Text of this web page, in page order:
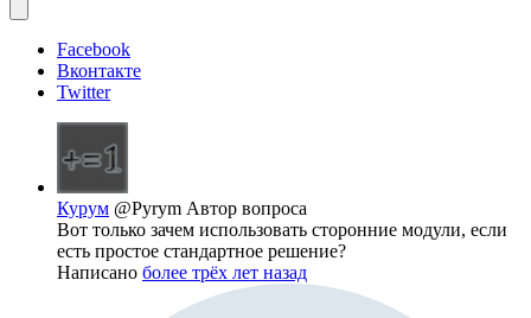
Facebook
Вконтакте
Twitter
Курум @Pyrym Автор вопроса
Вот только зачем использовать сторонние модули, если
есть простое стандартное решение?
Написано более трёх лет назад